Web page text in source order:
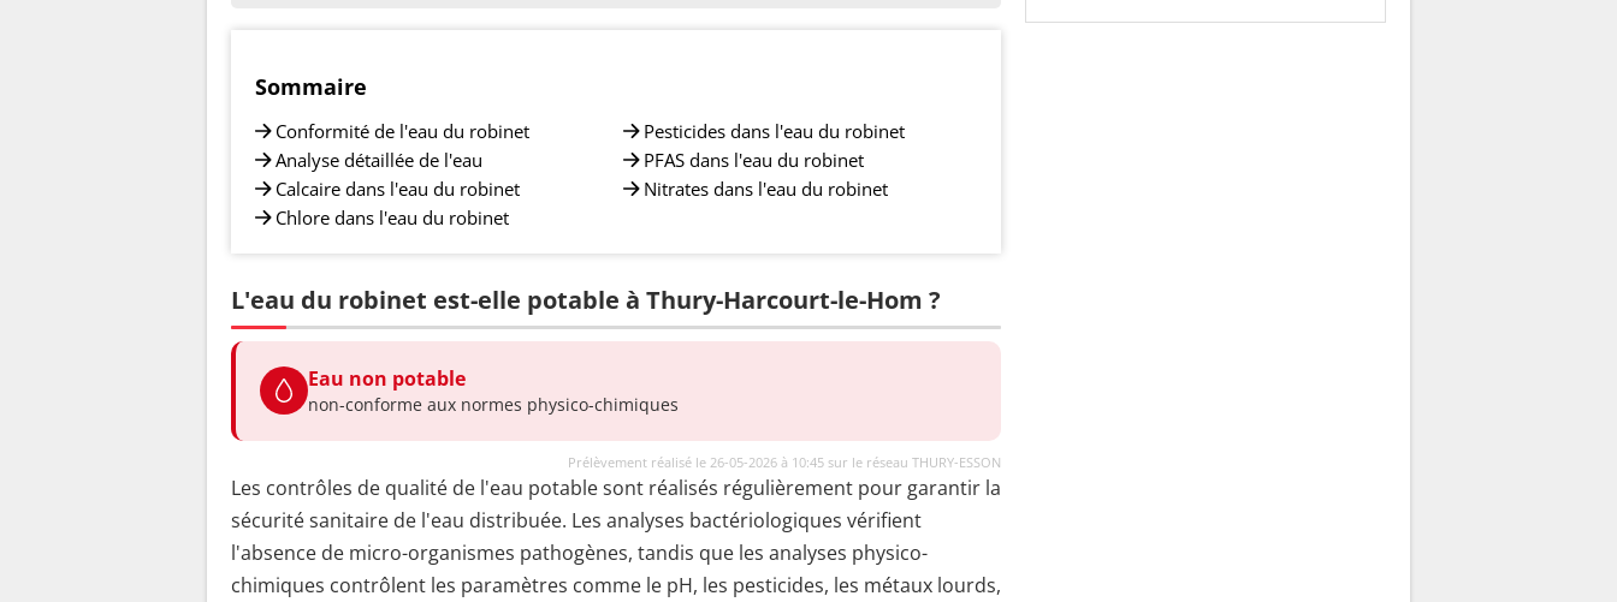
Sommaire
Conformité de l'eau du robinet
Analyse détaillée de l'eau
Calcaire dans l'eau du robinet
Chlore dans l'eau du robinet
Pesticides dans l'eau du robinet
PFAS dans l'eau du robinet
Nitrates dans l'eau du robinet
L'eau du robinet est-elle potable à Thury-Harcourt-le-Hom ?
Eau non potable
non-conforme aux normes physico-chimiques
Prélèvement réalisé le 26-05-2026 à 10:45 sur le réseau THURY-ESSON
Les contrôles de qualité de l'eau potable sont réalisés régulièrement pour garantir la
sécurité sanitaire de l'eau distribuée. Les analyses bactériologiques vérifient
l'absence de micro-organismes pathogènes, tandis que les analyses physico-
chimiques contrôlent les paramètres comme le pH, les pesticides, les métaux lourds,